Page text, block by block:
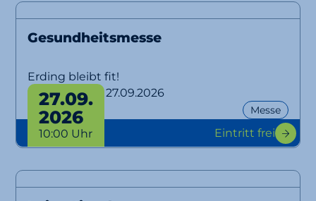
Gesundheitsmesse
Erding bleibt fit!
von 26.09. bis 27.09.2026
Messe
27.09.
2026
10:00 Uhr Eintritt frei